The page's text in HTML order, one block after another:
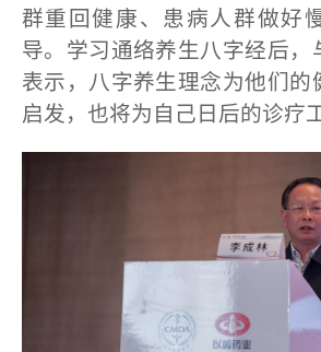
群重回健康、患病人群做好
导。学习通络养生八字经后，
表示，八字养生理念为他们的
启发，也将为自己日后的诊疗